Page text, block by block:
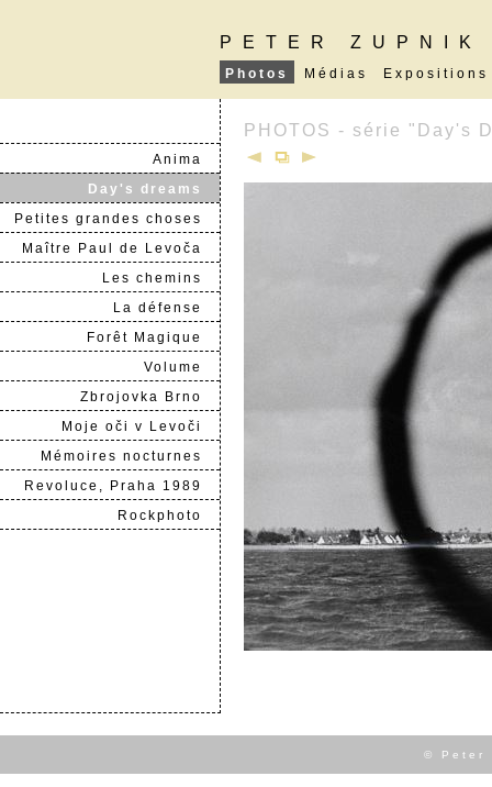
PETER ZUPNIK
Photos Médias Expositions
Anima
Day's dreams
Petites grandes choses
Maître Paul de Levoča
Les chemins
La défense
Forêt Magique
Volume
Zbrojovka Brno
Moje oči v Levoči
Mémoires nocturnes
Revoluce, Praha 1989
Rockphoto
PHOTOS - série "Day's
© Peter